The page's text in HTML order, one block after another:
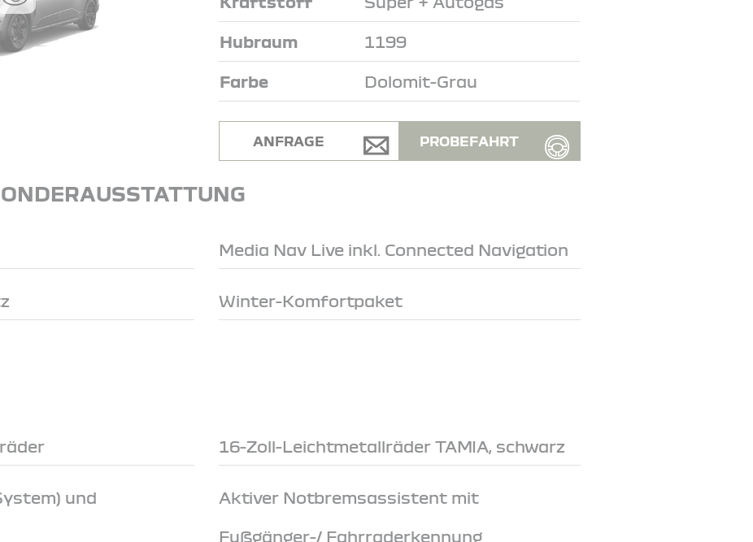
Hubraum 1199
Farbe Dolomit-Grau
ANFRAGE PROBEFAHRT
Media Nav Live inkl. Connected Navigation
Winter-Komfortpaket
16-Zoll-Leichtmetallräder TAMIA, schwarz
und Aktiver Notbremsassistent mit
Fußgänger-/ Fahrraderkennung